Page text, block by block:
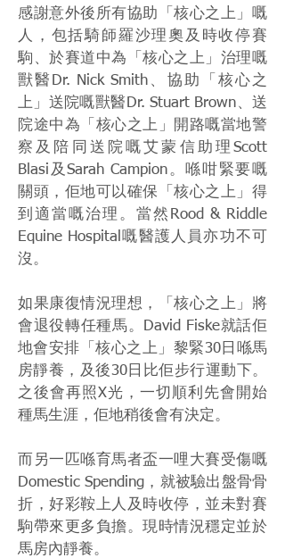
感謝意外後所有協助「核心之上」嘅
人，包括騎師羅沙理奧及時收停賽
駒、於賽道中為「核心之上」治理嘅
獸醫Dr. Nick Smith、協助「核心之
上」送院嘅獸醫Dr. Stuart Brown、送
院途中為「核心之上」開路嘅當地警
察及陪同送院嘅艾蒙信助理Scott
Blasi及Sarah Campion。喺咁緊要嘅
關頭，佢地可以確保「核心之上」得
到適當嘅治理。當然Rood & Riddle
Equine Hospital嘅醫護人員亦功不可
沒。
如果康復情況理想，「核心之上」將
會退役轉任種馬。David Fiske就話佢
地會安排「核心之上」黎緊30日喺馬
房靜養，及後30日比佢步行運動下。
之後會再照X光，一切順利先會開始
種馬生涯，佢地稍後會有決定。
而另一匹喺育馬者盃一哩大賽受傷嘅
Domestic Spending，就被驗出盤骨骨
折，好彩鞍上人及時收停，並未對賽
駒帶來更多負擔。現時情況穩定並於
馬房內靜養。